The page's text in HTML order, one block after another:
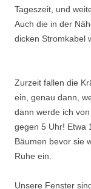
Tageszeit, und
Auch die in der
dicken Stromkabel
Zurzeit fallen die
ein, genau dann,
dann werde ich
gegen 5 Uhr! Etwa
Bäumen bevor sie
Ruhe ein.
Unsere Fenster